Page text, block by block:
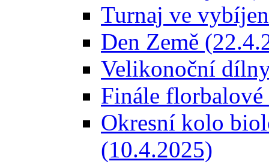
Turnaj ve
Den Země
Velikonoční
Finále
Okresní kolo
(10.4.2025)